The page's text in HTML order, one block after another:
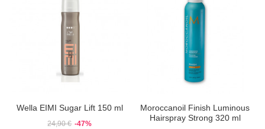
Wella EIMI Sugar Lift 150 ml
24,90 € -47%
Moroccanoil Finish Luminous
Hairspray Strong 320 ml